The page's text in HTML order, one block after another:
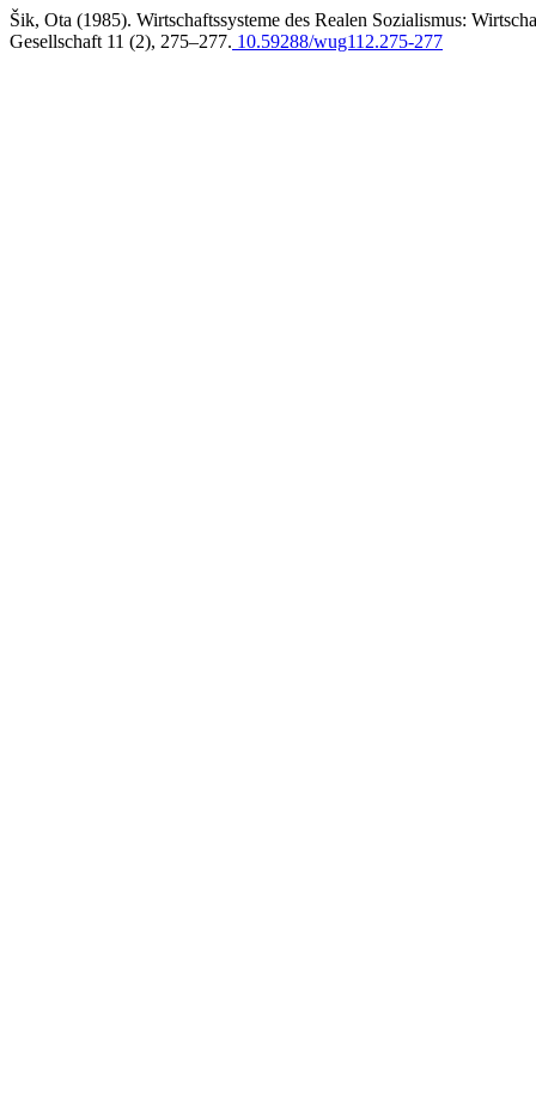
Šik, Ota (1985). Wirtschaftssysteme des Realen Sozialismus:
Gesellschaft 11 (2), 275–277. 10.59288/wug112.275-277